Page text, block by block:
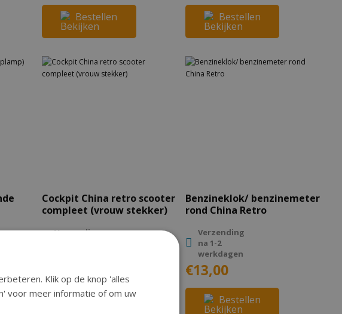
Bestellen Bestellen
Cockpit China retro scooter
compleet (vrouw stekker)
Verzending
Bestellen
Benzineklok/ benzinemeter
rond China Retro
Verzending
na 1-2
werkdagen
€13,00
Bestellen
Klik op de knop 'alles
voor meer informatie of om uw